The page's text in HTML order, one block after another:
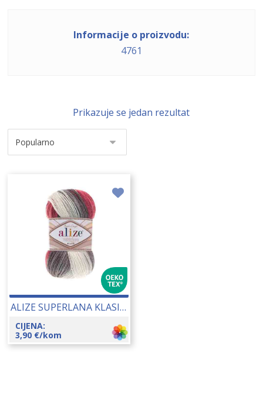
Informacije o proizvodu:
4761
Prikazuje se jedan rezultat
ALIZE SUPERLANA KLASIK BATIK 100 GR 13008
CIJENA:
3,90 €/kom